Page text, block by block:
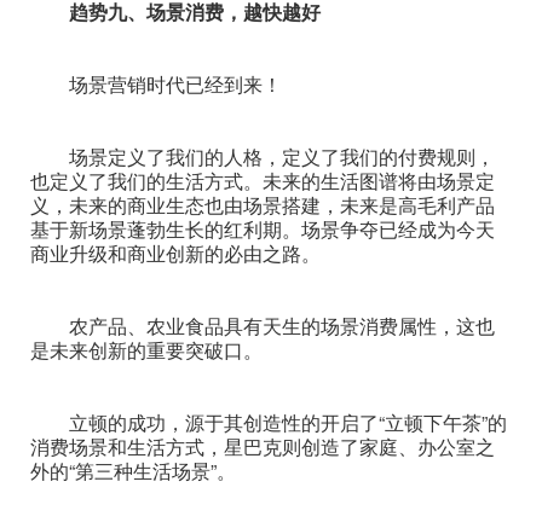
趋势九、场景消费，越快越好
场景营销时代已经到来！
场景定义了我们的人格，定义了我们的付费规则，
也定义了我们的生活方式。未来的生活图谱将由场景定
义，未来的商业生态也由场景搭建，未来是高毛利产品
基于新场景蓬勃生长的红利期。场景争夺已经成为今天
商业升级和商业创新的必由之路。
农产品、农业食品具有天生的场景消费属性，这也
是未来创新的重要突破口。
立顿的成功，源于其创造性的开启了“立顿下午茶”的
消费场景和生活方式，星巴克则创造了家庭、办公室之
外的“第三种生活场景”。